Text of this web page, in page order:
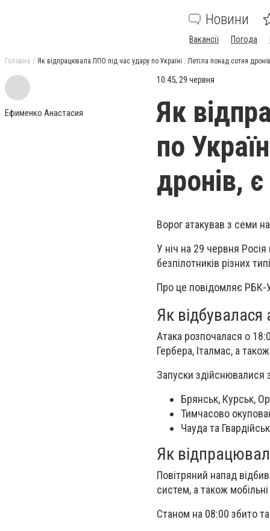
Новини
Вакансії Погода
Головна Як відпрацювала ППО під час удару по Україні . Летіла понад сотня
Ефименко Анастасия
10:45, 29 червня
Як
по
дронів,
Ворог атакував з семи
У ніч на 29 червня
безпілотників різних
Про це повідомляє РБК-
Як відбувалася
Атака розпочалася о
Гербера, Італмас, а
Запуски здійснювалися
Брянськ, Курськ,
Тимчасово
Чауда та
Як
Повітряний напад
систем, а також
Станом на 08:00 збито та